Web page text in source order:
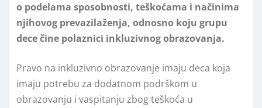
o podelama sposobnosti, teškoćama i načinima
njihovog prevazilaženja, odnosno koju grupu
dece čine polaznici inkluzivnog obrazovanja.
Pravo na inkluzivno obrazovanje imaju deca koja
imaju potrebu za dodatnom podrškom u
obrazovanju i vaspitanju zbog teškoća u